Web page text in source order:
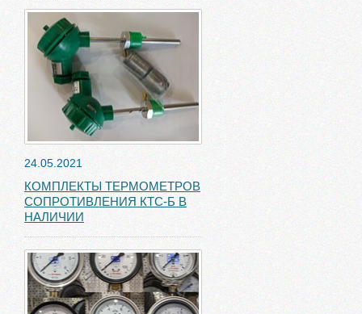
24.05.2021
КОМПЛЕКТЫ ТЕРМОМЕТРОВ
СОПРОТИВЛЕНИЯ КТС-Б В
НАЛИЧИИ